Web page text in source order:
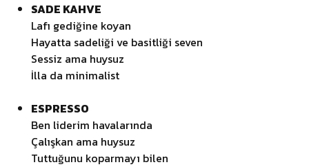
SADE KAHVE
Lafı gediğine koyan
Hayatta sadeliği ve basitliği seven
Sessiz ama huysuz
İlla da minimalist
ESPRESSO
Ben liderim havalarında
Çalışkan ama huysuz
Tuttuğunu koparmayı bilen